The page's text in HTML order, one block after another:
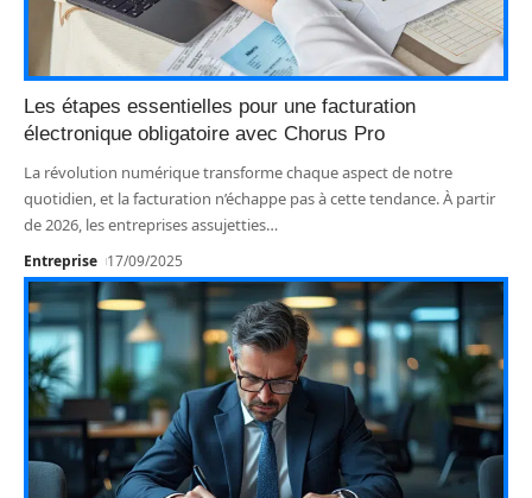
Les étapes essentielles pour une facturation
électronique obligatoire avec Chorus Pro
La révolution numérique transforme chaque aspect de notre
quotidien, et la facturation n’échappe pas à cette tendance. À partir
de 2026, les entreprises assujetties…
Entreprise 17/09/2025